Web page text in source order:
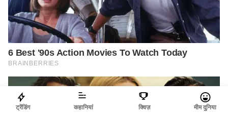
ट्रेंडिंग कहानियां क्विज़ मीम दुनिया